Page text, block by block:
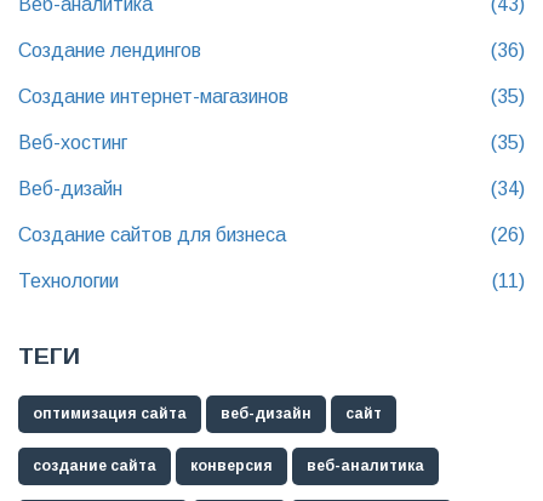
Веб-аналитика (43)
Создание лендингов (36)
Создание интернет-магазинов (35)
Веб-хостинг (35)
Веб-дизайн (34)
Создание сайтов для бизнеса (26)
Технологии (11)
ТЕГИ
оптимизация сайта веб-дизайн сайт
создание сайта конверсия веб-аналитика